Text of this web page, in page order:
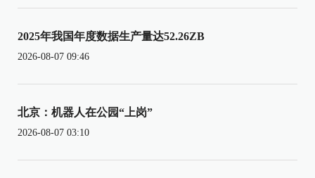
2025年我国年度数据生产量达52.26ZB
2026-08-07 09:46
北京：机器人在公园“上岗”
2026-08-07 03:10